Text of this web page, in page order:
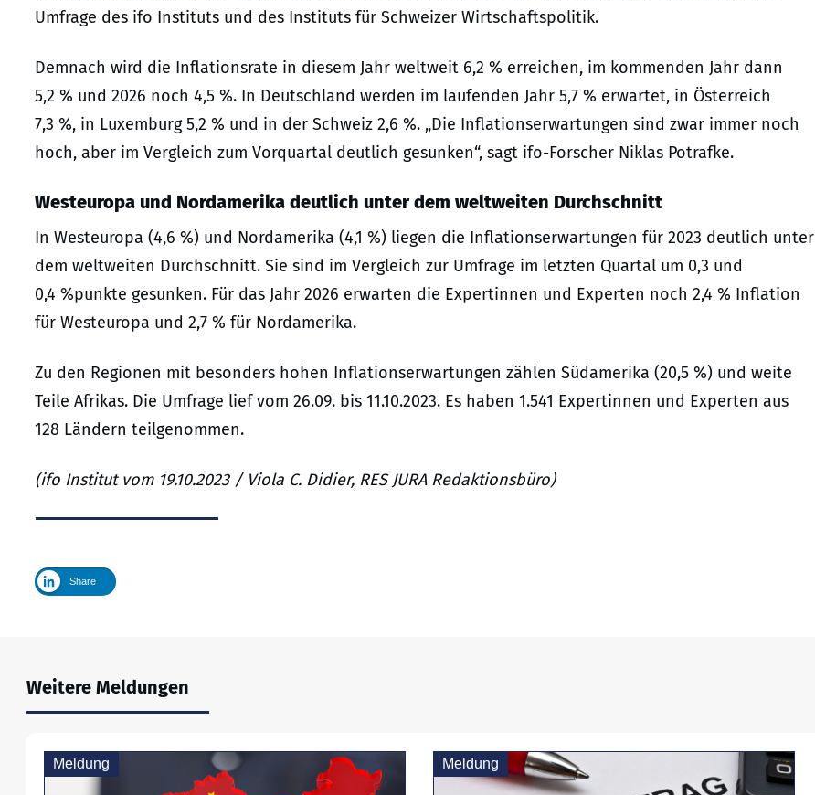
Umfrage des ifo Instituts und des Instituts für Schweizer Wirtschaftspolitik.
Demnach wird die Inflationsrate in diesem Jahr weltweit 6,2 % erreichen, im kommenden Jahr dann
5,2 % und 2026 noch 4,5 %. In Deutschland werden im laufenden Jahr 5,7 % erwartet, in Österreich
7,3 %, in Luxemburg 5,2 % und in der Schweiz 2,6 %. „Die Inflationserwartungen sind zwar immer noch
hoch, aber im Vergleich zum Vorquartal deutlich gesunken“, sagt ifo-Forscher Niklas Potrafke.
Westeuropa und Nordamerika deutlich unter dem weltweiten Durchschnitt
In Westeuropa (4,6 %) und Nordamerika (4,1 %) liegen die Inflationserwartungen für 2023 deutlich unter
dem weltweiten Durchschnitt. Sie sind im Vergleich zur Umfrage im letzten Quartal um 0,3 und
0,4 %punkte gesunken. Für das Jahr 2026 erwarten die Expertinnen und Experten noch 2,4 % Inflation
für Westeuropa und 2,7 % für Nordamerika.
Zu den Regionen mit besonders hohen Inflationserwartungen zählen Südamerika (20,5 %) und weite
Teile Afrikas. Die Umfrage lief vom 26.09. bis 11.10.2023. Es haben 1.541 Expertinnen und Experten aus
128 Ländern teilgenommen.
(ifo Institut vom 19.10.2023 / Viola C. Didier, RES JURA Redaktionsbüro)
Share
Weitere Meldungen
Meldung Meldung